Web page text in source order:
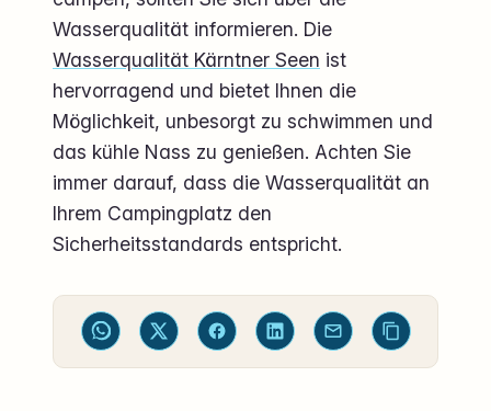
Wasserqualität informieren. Die
Wasserqualität Kärntner Seen ist
hervorragend und bietet Ihnen die
Möglichkeit, unbesorgt zu schwimmen und
das kühle Nass zu genießen. Achten Sie
immer darauf, dass die Wasserqualität an
Ihrem Campingplatz den
Sicherheitsstandards entspricht.